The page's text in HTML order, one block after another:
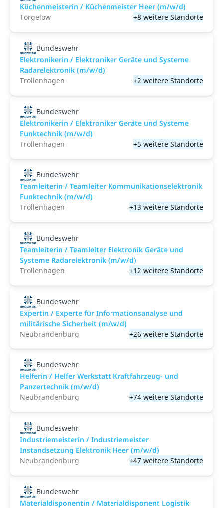
Küchenmeisterin / Küchenmeister Heer (m/w/d)
Torgelow
+8 weitere Standorte
Bundeswehr
Elektronikerin / Elektroniker Geräte und Systeme
Radarelektronik (m/w/d)
Trollenhagen
+2 weitere Standorte
Bundeswehr
Elektronikerin / Elektroniker Geräte und Systeme
Funktechnik (m/w/d)
Trollenhagen
+5 weitere Standorte
Bundeswehr
Teamleiterin / Teamleiter Kommunikationselektronik
Funktechnik (m/w/d)
Trollenhagen
+13 weitere Standorte
Bundeswehr
Teamleiterin / Teamleiter Elektronik Geräte und
Systeme Radarelektronik (m/w/d)
Trollenhagen
+12 weitere Standorte
Bundeswehr
Expertin / Experte für Informationsanalyse und
militärische Sicherheit (m/w/d)
Neubrandenburg
+26 weitere Standorte
Bundeswehr
Helferin / Helfer Werkstatt Kraftfahrzeug- und
Panzertechnik (m/w/d)
Neubrandenburg
+74 weitere Standorte
Bundeswehr
Industriemeisterin / Industriemeister
Instandsetzung Elektronik Heer (m/w/d)
Neubrandenburg
+47 weitere Standorte
Bundeswehr
Materialdisponentin / Materialdisponent Logistik